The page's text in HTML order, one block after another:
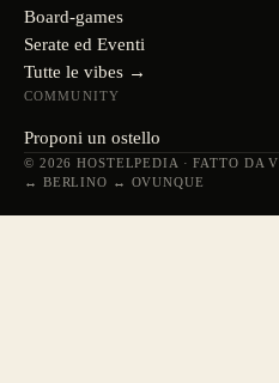
Board-games
Serate ed Eventi
Tutte le vibes →
COMMUNITY
Proponi un ostello
© 2026 HOSTELPEDIA · FATTO DA
↔ BERLINO ↔ OVUNQUE